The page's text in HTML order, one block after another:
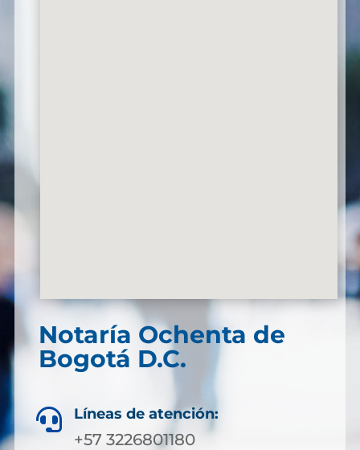
Notaría Ochenta de
Bogotá D.C.
 Líneas de atención:
+57 3226801180